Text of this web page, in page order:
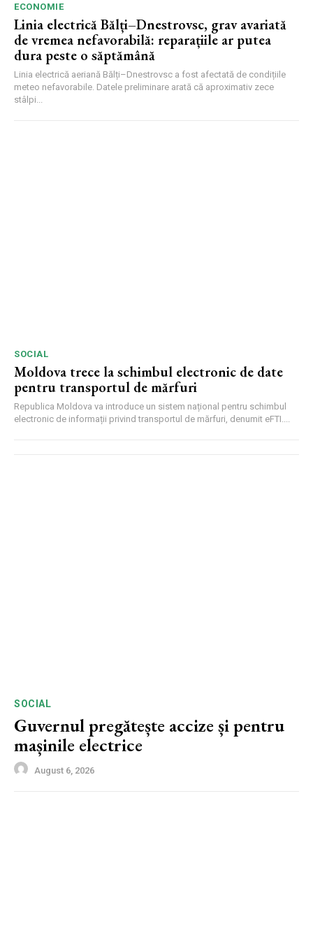
ECONOMIE
Linia electrică Bălți–Dnestrovsc, grav avariată
de vremea nefavorabilă: reparațiile ar putea
dura peste o săptămână
Linia electrică aeriană Bălți–Dnestrovsc a fost afectată de condițiile
meteo nefavorabile. Datele preliminare arată că aproximativ zece
stâlpi...
SOCIAL
Moldova trece la schimbul electronic de date
pentru transportul de mărfuri
Republica Moldova va introduce un sistem național pentru schimbul
electronic de informații privind transportul de mărfuri, denumit eFTI....
SOCIAL
Guvernul pregătește accize și pentru
mașinile electrice
August 6, 2026